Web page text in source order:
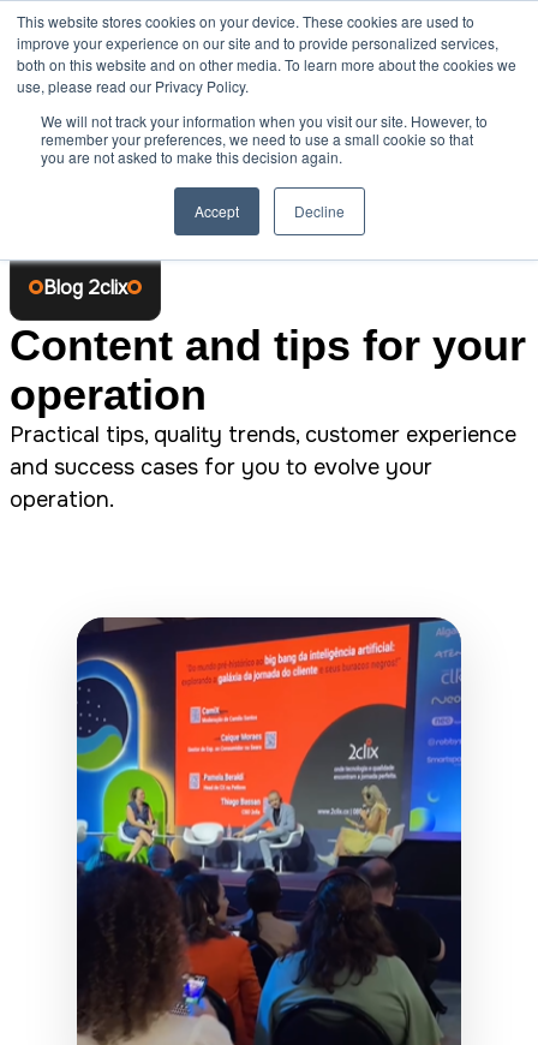
This website stores cookies on your device. These cookies are used to
improve your experience on our site and to provide personalized services,
both on this website and on other media. To learn more about the cookies we
use, please read our Privacy Policy.
We will not track your information when you visit our site. However, to
remember your preferences, we need to use a small cookie so that
you are not asked to make this decision again.
Accept Decline
Skip to content
Blog 2clix
Content and tips for your
operation
Practical tips, quality trends, customer experience
and success cases for you to evolve your
operation.
Notícias
Painel CONAREC
2024 IA e CX: A
revolução
definitiva
Durante um recente painel em
que tivemos a oportunidade de
participar, discutimos como
monitorar a qualidade do
atendimento tem se […]
Leia mais→